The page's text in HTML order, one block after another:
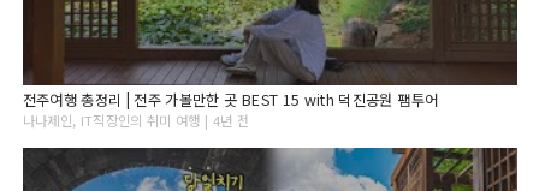
전주여행 총정리 | 전주 가볼만한 곳 BEST 15 with 덕진공원 팸투어
나나제인, IT직장인의 취미 여행 | 4년 전